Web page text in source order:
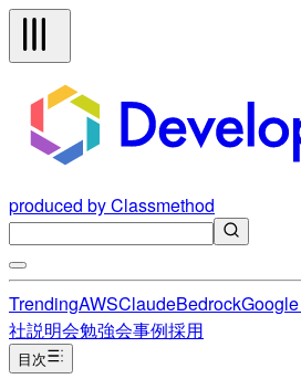
produced by Classmethod
TrendingAWSClaudeBedrock
社説明会勉強会事例採用
目次